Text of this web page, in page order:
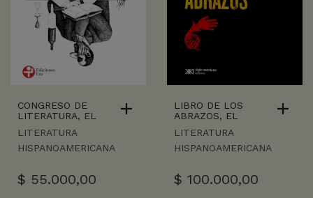
CONGRESO DE
LITERATURA, EL
LITERATURA
HISPANOAMERICANA
$ 55.000,00
LIBRO DE LOS
ABRAZOS, EL
LITERATURA
HISPANOAMERICANA
$ 100.000,00